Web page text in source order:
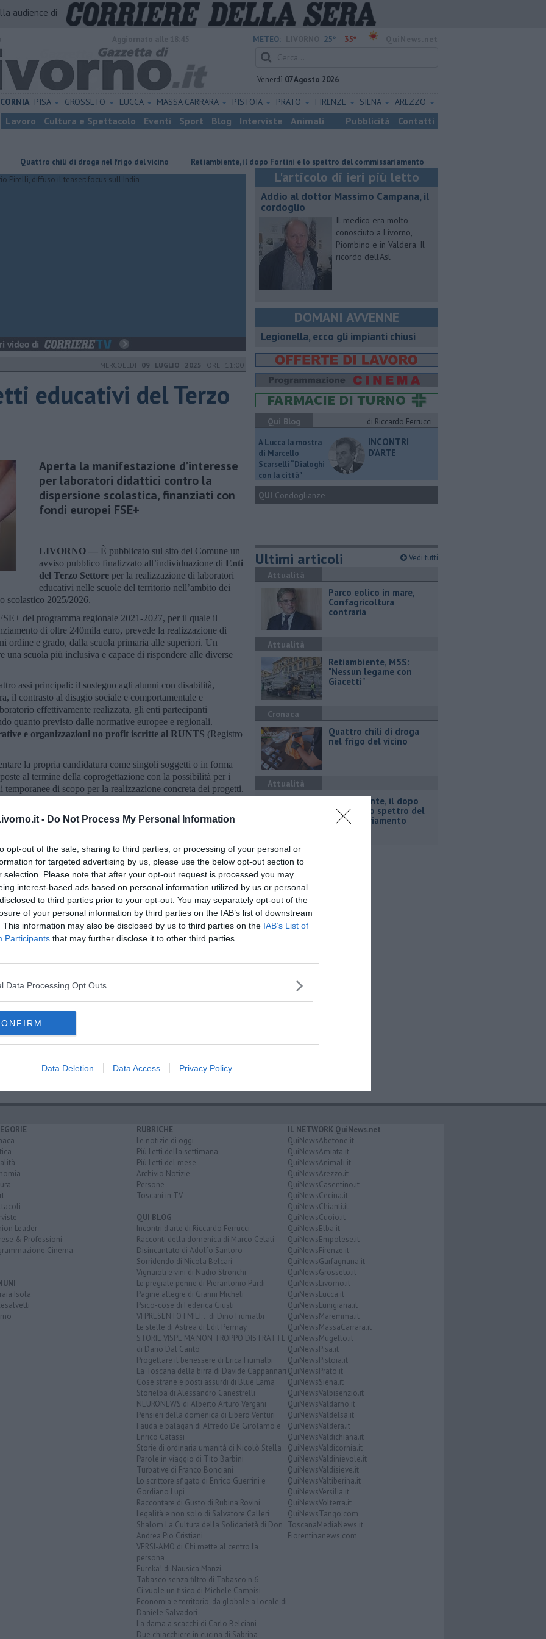
- Do Not Process My Personal Information
opt-out of the sale, sharing to third parties, or processing of your personal or
for targeted advertising by us, please use the below opt-out section to
selection. Please note that after your opt-out request is processed you may
interest-based ads based on personal information utilized by us or personal
to third parties prior to your opt-out. You may separately opt-out of the
of your personal information by third parties on the IAB’s list of downstream
This information may also be disclosed by us to third parties on the IAB’s List of
Participants that may further disclose it to other third parties.
Data Processing Opt Outs
Data Deletion Data Access Privacy Policy
audience di
METEO: 25° 35°
Venerdì 07 Agosto 2026
PISA GROSSETO LUCCA MASSA CARRARA PISTOIA PRATO FIRENZE SIENA AREZZO
Lavoro Cultura e Spettacolo Eventi Sport Blog Interviste Animali Pubblicità Contatti
chili di droga nel frigo del vicino Retiambiente, il dopo Fortini e lo spettro del commissariamento Parco eolico in mare,
MERCOLEDÌ 09 LUGLIO 2025 ORE 11:00
educativi del Terzo
Aperta la manifestazione d’interesse
per laboratori didattici contro la
dispersione scolastica, finanziati con
fondi europei FSE+
LIVORNO — È pubblicato sul sito del Comune un
avviso pubblico finalizzato all’individuazione di Enti
del Terzo Settore per la realizzazione di laboratori
educativi nelle scuole del territorio nell’ambito dei
scolastico 2025/2026.
del programma regionale 2021-2027, per il quale il
di oltre 240mila euro, prevede la realizzazione di
ordine e grado, dalla scuola primaria alle superiori. Un
una scuola più inclusiva e capace di rispondere alle diverse
assi principali: il sostegno agli alunni con disabilità,
il contrasto al disagio sociale e comportamentale e
effettivamente realizzata, gli enti partecipanti
quanto previsto dalle normative europee e regionali.
e organizzazioni no profit iscritte al RUNTS (Registro
la propria candidatura come singoli soggetti o in forma
al termine della coprogettazione con la possibilità per i
di scopo per la realizzazione concreta dei progetti.
dovranno pervenire all’Ufficio sistemi scolastici
e tutela dei diritti entro e non oltre le ore 9 del
di posta elettronica certificata
iscriviti allaNewsletter QUInews - ToscanaMedia.
nella tua casella di posta.
L'articolo di ieri più letto
Addio al dottor Massimo Campana, il
cordoglio
Il medico era molto
conosciuto a Livorno,
Piombino e in Valdera. Il
ricordo dell'Asl
DOMANI AVVENNE
Legionella, ecco gli impianti chiusi
Qui Blog
di Riccardo Ferrucci
A Lucca la mostra
di Marcello
Scarselli “Dialoghi
con la città"
INCONTRI
D'ARTE
QUI Condoglianze
Ultimi articoli Vedi tutti
Attualità
Parco eolico in mare,
Confagricoltura
contraria
Attualità
Retiambiente, M5S:
"Nessun legame con
Giacetti"
Cronaca
Quattro chili di droga
nel frigo del vicino
Attualità
Retiambiente, il dopo
Fortini e lo spettro del
commissariamento
Leader
& Professioni
Cinema
Isola
RUBRICHE
Le notizie di oggi
Più Letti della settimana
Più Letti del mese
Archivio Notizie
Persone
Toscani in TV
QUI BLOG
Incontri d'arte di Riccardo Ferrucci
Racconti della domenica di Marco Celati
Disincantato di Adolfo Santoro
Sorridendo di Nicola Belcari
Vignaioli e vini di Nadio Stronchi
Le pregiate penne di Pierantonio Pardi
Pagine allegre di Gianni Micheli
Psico-cose di Federica Giusti
VI PRESENTO I MIEI... di Dino Fiumalbi
Le stelle di Astrea di Edit Permay
STORIE VISPE MA NON TROPPO DISTRATTE
di Dario Dal Canto
Progettare il benessere di Erica Fiumalbi
La Toscana della birra di Davide Cappannari
Cose strane e posti assurdi di Blue Lama
Storielba di Alessandro Canestrelli
NEURONEWS di Alberto Arturo Vergani
Pensieri della domenica di Libero Venturi
Fauda e balagan di Alfredo De Girolamo e
Enrico Catassi
Storie di ordinaria umanità di Nicolò Stella
Parole in viaggio di Tito Barbini
Turbative di Franco Bonciani
Lo scrittore sfigato di Enrico Guerrini e
Gordiano Lupi
Raccontare di Gusto di Rubina Rovini
Legalità e non solo di Salvatore Calleri
Shalom La Cultura della Solidarietà di Don
Andrea Pio Cristiani
VERSI-AMO di Chi mette al centro la
persona
Eureka! di Nausica Manzi
Tabasco senza filtro di Tabasco n.6
Ci vuole un fisico di Michele Campisi
Economia e territorio, da globale a locale di
Daniele Salvadori
La dama a scacchi di Carlo Belciani
Due chiacchiere in cucina di Sabrina
IL NETWORK QuiNews.net
QuiNewsAbetone.it
QuiNewsAmiata.it
QuiNewsAnimali.it
QuiNewsArezzo.it
QuiNewsCasentino.it
QuiNewsCecina.it
QuiNewsChianti.it
QuiNewsCuoio.it
QuiNewsElba.it
QuiNewsEmpolese.it
QuiNewsFirenze.it
QuiNewsGarfagnana.it
QuiNewsGrosseto.it
QuiNewsLivorno.it
QuiNewsLucca.it
QuiNewsLunigiana.it
QuiNewsMaremma.it
QuiNewsMassaCarrara.it
QuiNewsMugello.it
QuiNewsPisa.it
QuiNewsPistoia.it
QuiNewsPrato.it
QuiNewsSiena.it
QuiNewsValbisenzio.it
QuiNewsValdarno.it
QuiNewsValdelsa.it
QuiNewsValdera.it
QuiNewsValdichiana.it
QuiNewsValdicornia.it
QuiNewsValdinievole.it
QuiNewsValdisieve.it
QuiNewsValtiberina.it
QuiNewsVersilia.it
QuiNewsVolterra.it
QuiNewsTango.com
ToscanaMediaNews.it
Fiorentinanews.com